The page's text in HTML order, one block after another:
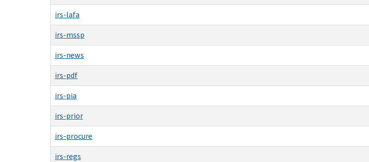
irs-lafa
irs-mssp
irs-news
irs-pdf
irs-pia
irs-prior
irs-procure
irs-regs